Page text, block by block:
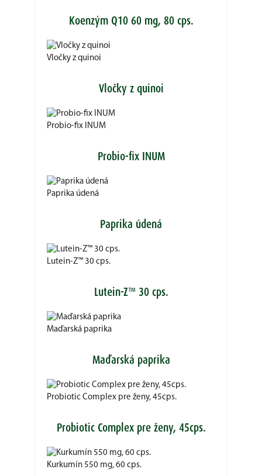
Koenzým Q10 60 mg, 80 cps.
Vločky z quinoi
Vločky z quinoi
Probio-fix INUM
Probio-fix INUM
Paprika údená
Paprika údená
Lutein-Z™ 30 cps.
Lutein-Z™ 30 cps.
Maďarská paprika
Maďarská paprika
Probiotic Complex pre ženy, 45cps.
Probiotic Complex pre ženy, 45cps.
Kurkumín 550 mg, 60 cps.